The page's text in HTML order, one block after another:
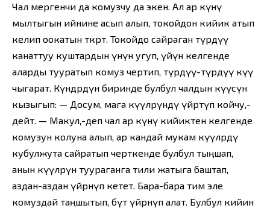
Чал мергенчи да комузчу да экен. Ал ар күнү
мылтыгын ийнине асып алып, токойдон кийик атып
келип оокатын өткөрөт. Токойдо сайраган түрдүү
канаттуу куштардын үнүн угуп, үйүнө келгенде
аларды тууратып комуз чертип, түрдүү-түрдүү күү
чыгарат. Күндөрдүн биринде булбул чалдын күүсүнө
кызыгып: — Досум, мага күүлөрүндү үйрөтүп койчу,-
дейт. — Макул,-деп чал ар күнү кийиктен келгенде
комузун колуна алып, ар кандай мукам күүлөрдү
кубулжута сайратып черткенде булбул тыңшап,
анын күүлөрүн туураганга тили жатыга баштап,
аздан-аздан үйрөнүп кетет. Бара-бара тим эле
комуздай таңшытып, бүт үйрөнүп алат. Булбул кийин